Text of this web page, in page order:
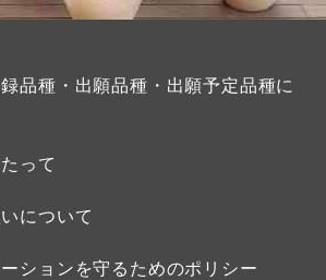
品種・出願品種・出願予定品種に
って
について
ションを守るためのポリシー